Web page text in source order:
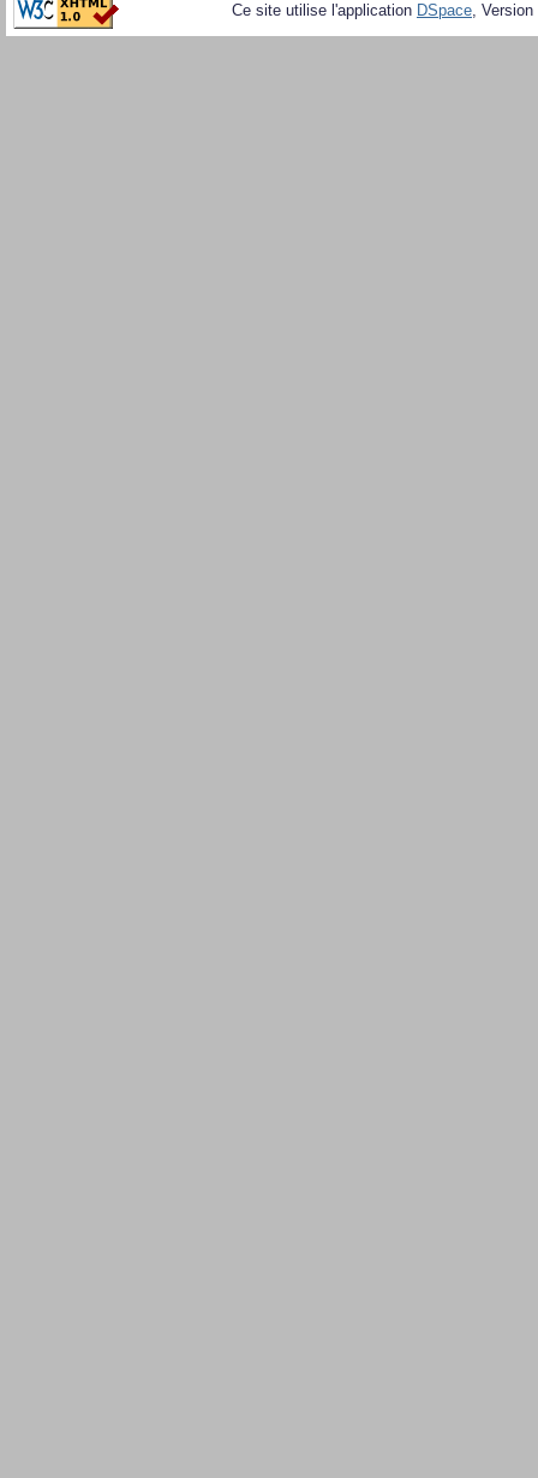
Ce site utilise l'application DSpace,